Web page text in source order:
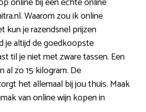
Waarom zou ik online
kun je razendsnel prijzen
je altijd de goedkoopste
til je niet met zware tassen. Een
al zo 15 kilogram. De
het allemaal bij jou thuis. Maak
van online wijn kopen in